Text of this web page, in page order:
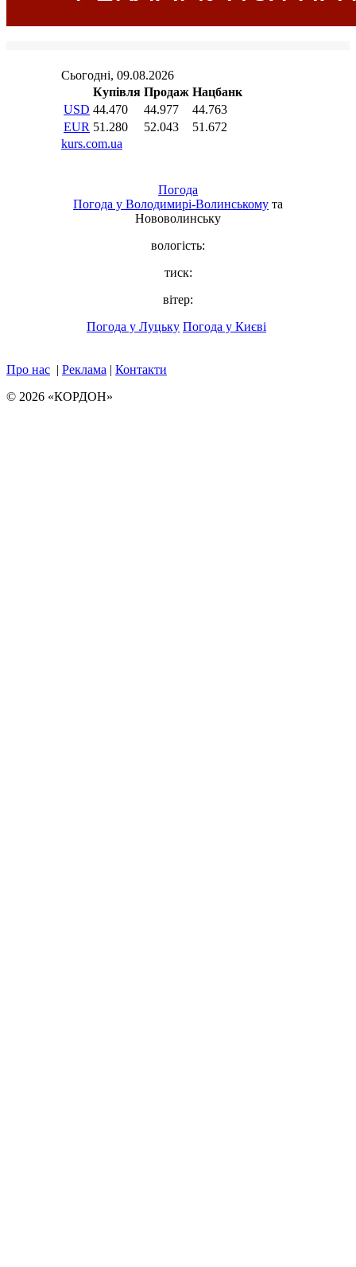
Погода
Погода у Володимирі-Волинському та
Нововолинську
вологість:
тиск:
вітер:
Погода у Луцьку Погода у Києві
Про нас | Реклама | Контакти
© 2026 «КОРДОН»